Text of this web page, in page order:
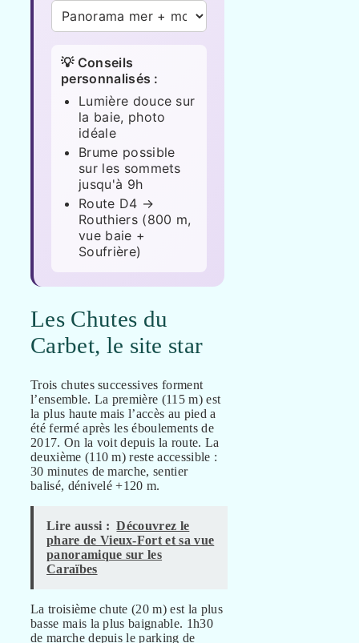
💡 Conseils
personnalisés :
Lumière douce sur
la baie, photo
idéale
Brume possible
sur les sommets
jusqu'à 9h
Route D4 →
Routhiers (800 m,
vue baie +
Soufrière)
Les Chutes du
Carbet, le site star
Trois chutes successives forment
l’ensemble. La première (115 m) est
la plus haute mais l’accès au pied a
été fermé après les éboulements de
2017. On la voit depuis la route. La
deuxième (110 m) reste accessible :
30 minutes de marche, sentier
balisé, dénivelé +120 m.
Lire aussi : Découvrez le
phare de Vieux-Fort et sa vue
panoramique sur les
Caraïbes
La troisième chute (20 m) est la plus
basse mais la plus baignable. 1h30
de marche depuis le parking de